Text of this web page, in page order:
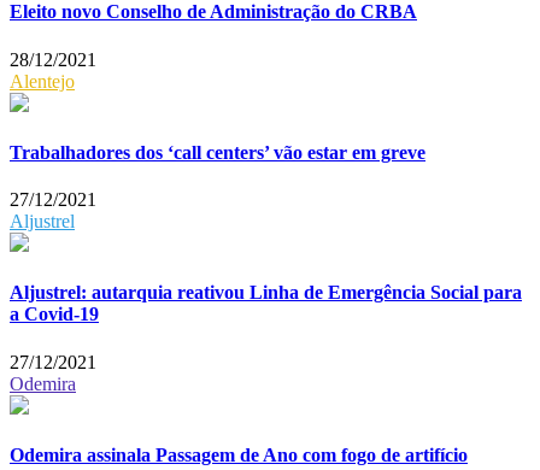
Eleito novo Conselho de Administração do CRBA
28/12/2021
Alentejo
Trabalhadores dos ‘call centers’ vão estar em greve
27/12/2021
Aljustrel
Aljustrel: autarquia reativou Linha de Emergência Social para
a Covid-19
27/12/2021
Odemira
Odemira assinala Passagem de Ano com fogo de artifício